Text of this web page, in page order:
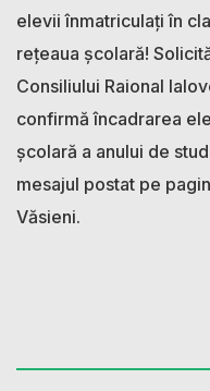
elevii înmatriculați în
rețeaua școlară!
Consiliului Raional
confirmă încadrarea
școlară a anului de
mesajul postat pe
Văsieni.